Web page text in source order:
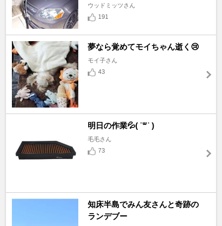
ウッドミッツさん
191
夢なら覚めてモイちゃん逝く😢
モイ子さん
43
明日の作業💦( ˙꒳​˙ )
毛毛さん
73
知床半島でみん友さんと奇跡の
ランデブー